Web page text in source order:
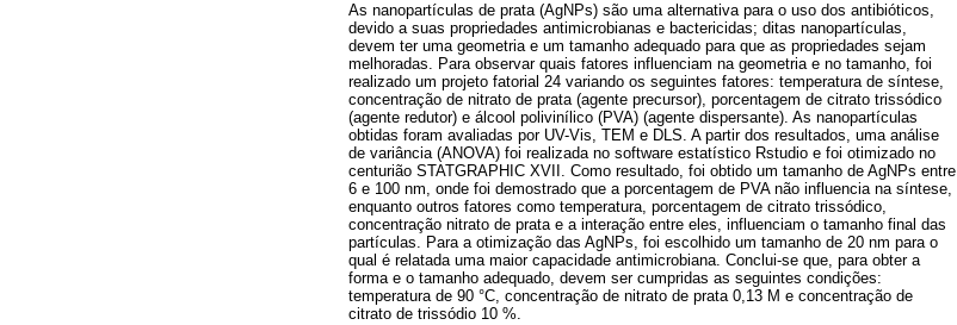
As nanopartículas de prata (AgNPs) são uma alternativa para o uso dos antibióticos,
devido a suas propriedades antimicrobianas e bactericidas; ditas nanopartículas,
devem ter uma geometria e um tamanho adequado para que as propriedades sejam
melhoradas. Para observar quais fatores influenciam na geometria e no tamanho, foi
realizado um projeto fatorial 24 variando os seguintes fatores: temperatura de síntese,
concentração de nitrato de prata (agente precursor), porcentagem de citrato trissódico
(agente redutor) e álcool polivinílico (PVA) (agente dispersante). As nanopartículas
obtidas foram avaliadas por UV-Vis, TEM e DLS. A partir dos resultados, uma análise
de variância (ANOVA) foi realizada no software estatístico Rstudio e foi otimizado no
centurião STATGRAPHIC XVII. Como resultado, foi obtido um tamanho de AgNPs entre
6 e 100 nm, onde foi demostrado que a porcentagem de PVA não influencia na síntese,
enquanto outros fatores como temperatura, porcentagem de citrato trissódico,
concentração nitrato de prata e a interação entre eles, influenciam o tamanho final das
partículas. Para a otimização das AgNPs, foi escolhido um tamanho de 20 nm para o
qual é relatada uma maior capacidade antimicrobiana. Conclui-se que, para obter a
forma e o tamanho adequado, devem ser cumpridas as seguintes condições:
temperatura de 90 °C, concentração de nitrato de prata 0,13 M e concentração de
citrato de trissódio 10 %.